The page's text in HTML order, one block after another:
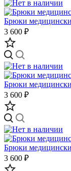
Брюки
3 600 ₽
Брюки
3 600 ₽
Брюки
3 600 ₽